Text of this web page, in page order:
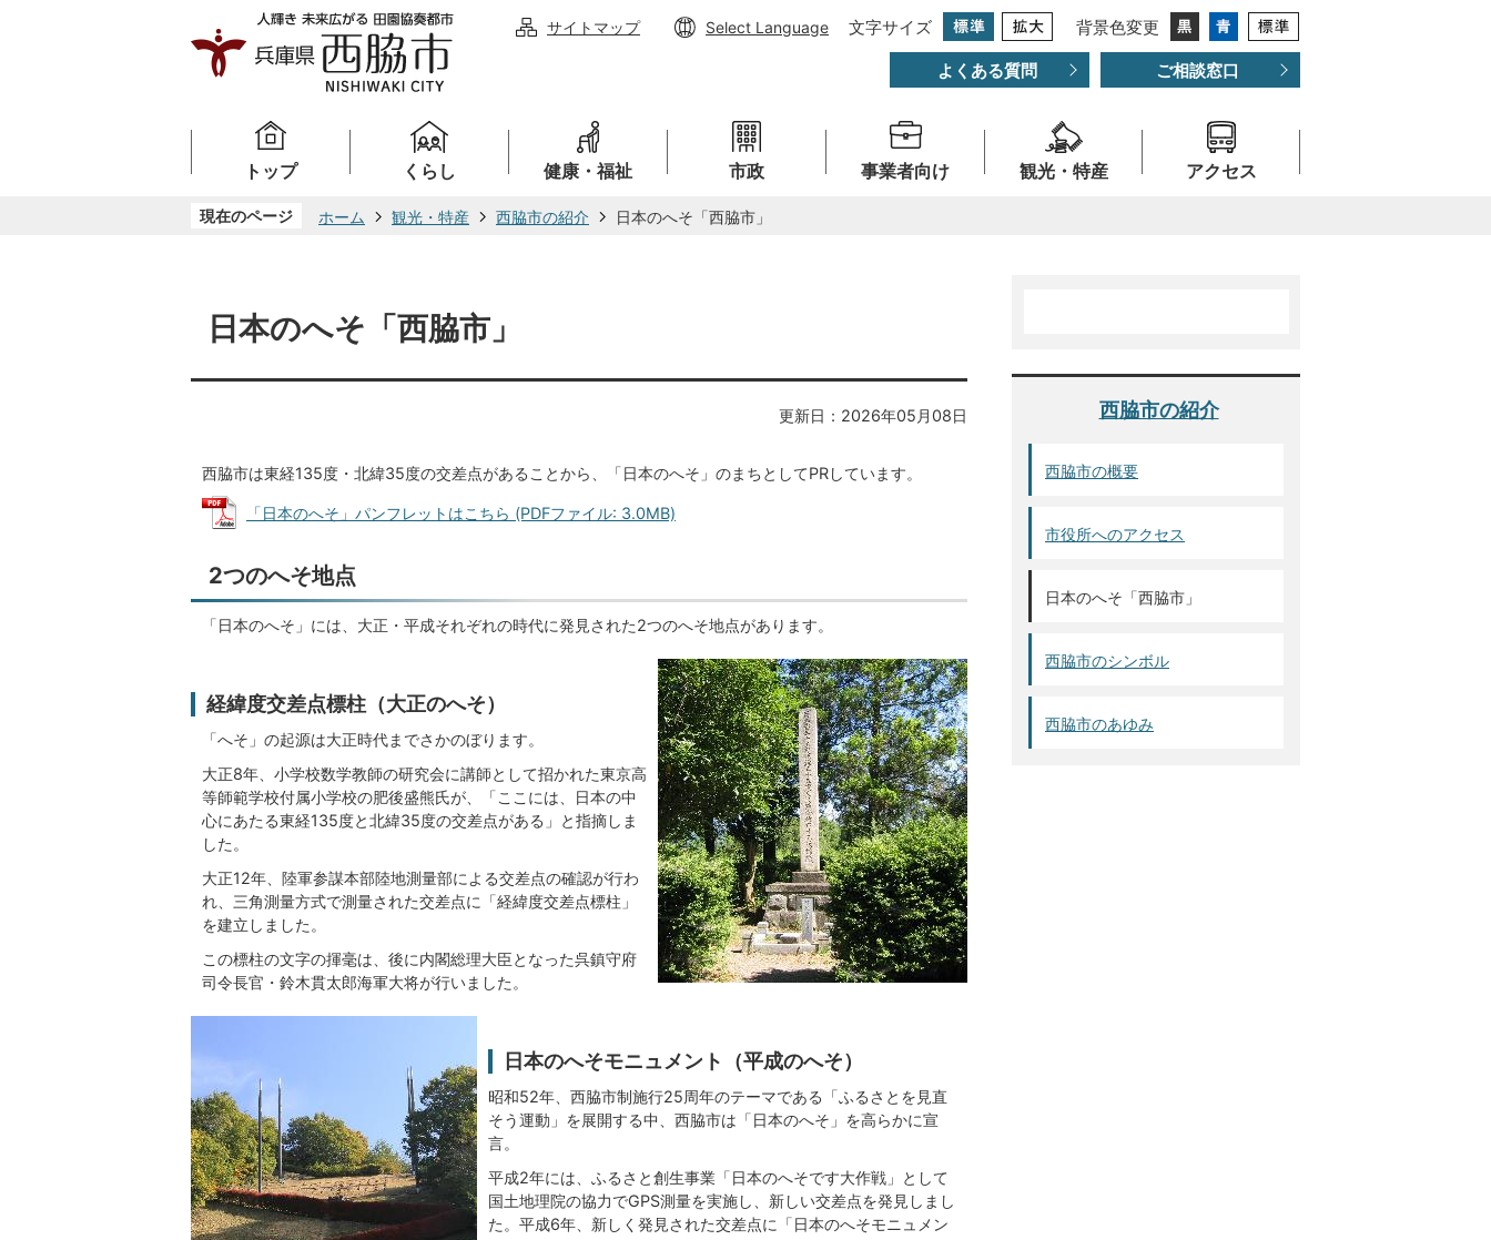
サイトマップ Select Language 文字サイズ 背景色変更
よくある質問 ご相談窓口
トップ くらし 健康・福祉 市政 事業者向け 観光・特産 アクセス
現在のページ ホーム 観光・特産 西脇市の紹介 日本のへそ「西脇市」
日本のへそ「西脇市」
更新日：2026年05月08日
西脇市は東経135度・北緯35度の交差点があることから、「日本のへそ」のまちとしてPRしています。
「日本のへそ」パンフレットはこちら (PDFファイル: 3.0MB)
2つのへそ地点
「日本のへそ」には、大正・平成それぞれの時代に発見された2つのへそ地点があります。
経緯度交差点標柱（大正のへそ）
「へそ」の起源は大正時代までさかのぼります。
大正8年、小学校数学教師の研究会に講師として招かれた東京高
等師範学校付属小学校の肥後盛熊氏が、「ここには、日本の中
心にあたる東経135度と北緯35度の交差点がある」と指摘しま
した。
大正12年、陸軍参謀本部陸地測量部による交差点の確認が行わ
れ、三角測量方式で測量された交差点に「経緯度交差点標柱」
を建立しました。
この標柱の文字の揮毫は、後に内閣総理大臣となった呉鎮守府
司令長官・鈴木貫太郎海軍大将が行いました。
日本のへそモニュメント（平成のへそ）
昭和52年、西脇市制施行25周年のテーマである「ふるさとを見直
そう運動」を展開する中、西脇市は「日本のへそ」を高らかに宣
言。
平成2年には、ふるさと創生事業「日本のへそです大作戦」として
国土地理院の協力でGPS測量を実施し、新しい交差点を発見しまし
た。平成6年、新しく発見された交差点に「日本のへそモニュメン
西脇市の紹介
西脇市の概要
市役所へのアクセス
日本のへそ「西脇市」
西脇市のシンボル
西脇市のあゆみ